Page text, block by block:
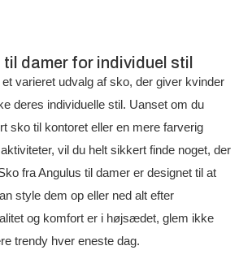
damer for individuel stil
varieret udvalg af sko, der giver kvinder
deres individuelle stil. Uanset om du
sko til kontoret eller en mere farverig
vil du helt sikkert finde noget, der
fra Angulus til damer er designet til at
style dem op eller ned alt efter
og komfort er i højsædet, glem ikke
trendy hver eneste dag.